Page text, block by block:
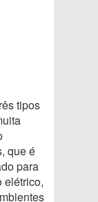
tipos
que é
para
elétrico,